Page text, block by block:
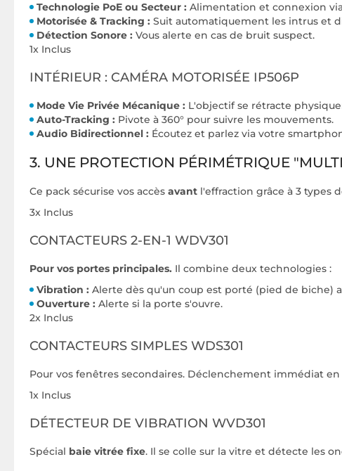
Technologie PoE ou Secteur : Alimentation et connexion
Motorisée & Tracking : Suit automatiquement les intrus et
Détection Sonore : Vous alerte en cas de bruit suspect.
1x Inclus
INTÉRIEUR : CAMÉRA MOTORISÉE IP506P
Mode Vie Privée Mécanique : L'objectif se rétracte
Auto-Tracking : Pivote à 360° pour suivre les mouvements.
Audio Bidirectionnel : Écoutez et parlez via votre
3. UNE PROTECTION PÉRIMÉTRIQUE
Ce pack sécurise vos accès avant l'effraction grâce à 3 types
3x Inclus
CONTACTEURS 2-EN-1 WDV301
Pour vos portes principales. Il combine deux technologies :
Vibration : Alerte dès qu'un coup est porté (pied de biche)
Ouverture : Alerte si la porte s'ouvre.
2x Inclus
CONTACTEURS SIMPLES WDS301
Pour vos fenêtres secondaires. Déclenchement immédiat
1x Inclus
DÉTECTEUR DE VIBRATION WVD301
Spécial baie vitrée fixe. Il se colle sur la vitre et détecte les